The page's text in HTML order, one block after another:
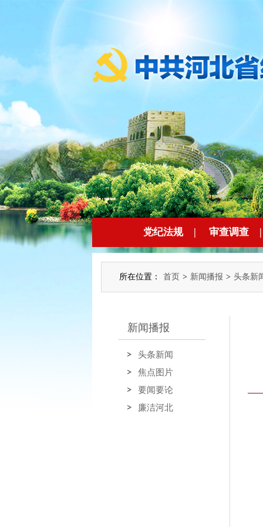
党纪法规 | 审查调查
所在位置： 首页 > 新闻播报 > 头条新
新闻播报
头条新闻
焦点图片
要闻要论
廉洁河北